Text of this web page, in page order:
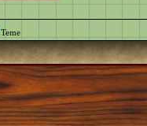
Teme